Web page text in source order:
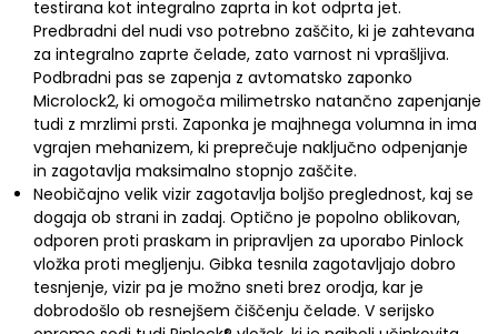
testirana kot integralno zaprta in kot odprta jet.
Predbradni del nudi vso potrebno zaščito, ki je zahtevana
za integralno zaprte čelade, zato varnost ni vprašljiva.
Podbradni pas se zapenja z avtomatsko zaponko
Microlock2, ki omogoča milimetrsko natančno zapenjanje
tudi z mrzlimi prsti. Zaponka je majhnega volumna in ima
vgrajen mehanizem, ki preprečuje naključno odpenjanje
in zagotavlja maksimalno stopnjo zaščite.
Neobičajno velik vizir zagotavlja boljšo preglednost, kaj se
dogaja ob strani in zadaj. Optično je popolno oblikovan,
odporen proti praskam in pripravljen za uporabo Pinlock
vložka proti megljenju. Gibka tesnila zagotavljajo dobro
tesnjenje, vizir pa je možno sneti brez orodja, kar je
dobrodošlo ob resnejšem čiščenju čelade. V serijsko